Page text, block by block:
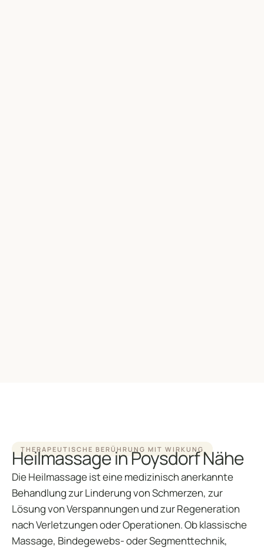
THERAPEUTISCHE BERÜHRUNG MIT WIRKUNG
Heilmassage in Poysdorf Nähe
Die Heilmassage ist eine medizinisch anerkannte
Behandlung zur Linderung von Schmerzen, zur
Lösung von Verspannungen und zur Regeneration
nach Verletzungen oder Operationen. Ob klassische
Massage, Bindegewebs- oder Segmenttechnik,